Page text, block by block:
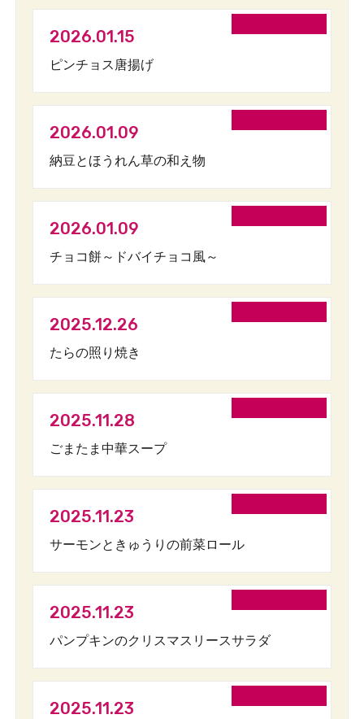
2026.01.15
ピンチョス唐揚げ
2026.01.09
納豆とほうれん草の和え物
2026.01.09
チョコ餅～ドバイチョコ風～
2025.12.26
たらの照り焼き
2025.11.28
ごまたま中華スープ
2025.11.23
サーモンときゅうりの前菜ロール
2025.11.23
パンプキンのクリスマスリースサラダ
2025.11.23